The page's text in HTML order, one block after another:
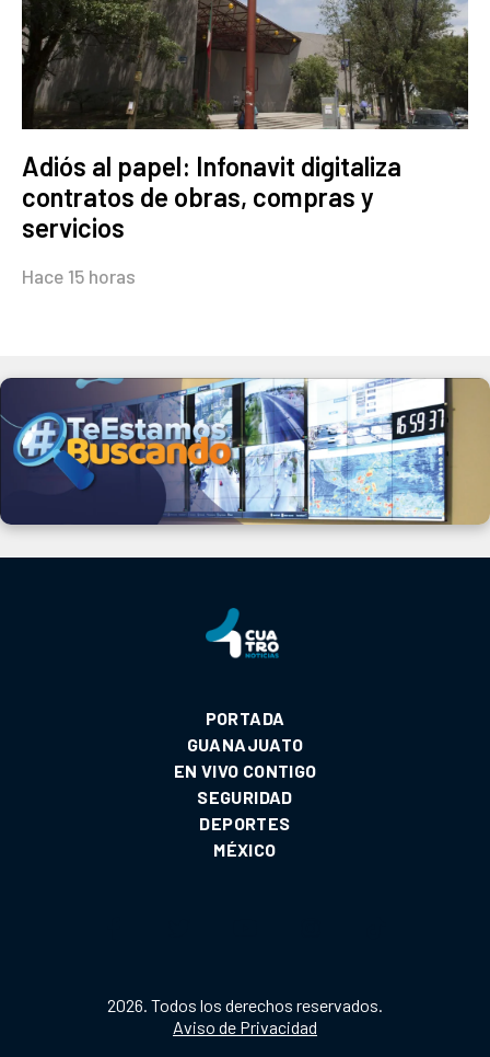
Adiós al papel: Infonavit digitaliza
contratos de obras, compras y
servicios
Hace 15 horas
PORTADA
GUANAJUATO
EN VIVO CONTIGO
SEGURIDAD
DEPORTES
MÉXICO
2026. Todos los derechos reservados.
Aviso de Privacidad